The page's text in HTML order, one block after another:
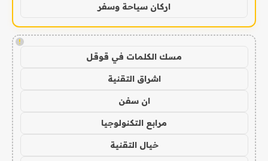
اركان سياحة وسفر
!
مسك الكلمات في قوقل
اشراق التقنية
ان سفن
مرابع التكنولوجيا
خيال التقنية